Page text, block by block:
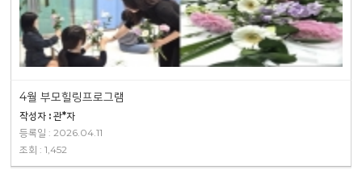
4월 부모힐링프로그램
작성자 : 관*자
등록일 : 2026.04.11
조회 : 1,452